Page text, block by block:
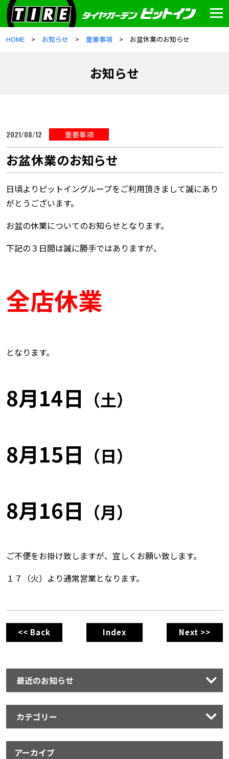
HOME お知らせ 重要事項 お盆休業のお知らせ
お知らせ
2021/08/12 重要事項
お盆休業のお知らせ
日頃よりピットイングループをご利用頂きまして誠にあり
がとうございます。
お盆の休業についてのお知らせとなります。
下記の３日間は誠に勝手ではありますが、
全店休業
となります。
8月14日 （土）
8月15日 （日）
8月16日 （月）
ご不便をお掛け致しますが、宜しくお願い致します。
１７（火）より通常営業となります。
<< Back Index Next >>
最近のお知らせ
カテゴリー
アーカイブ